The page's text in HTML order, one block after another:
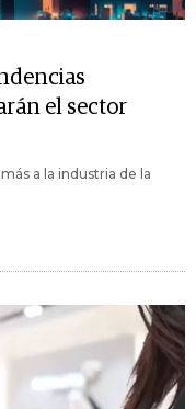
el sector
a la industria de la